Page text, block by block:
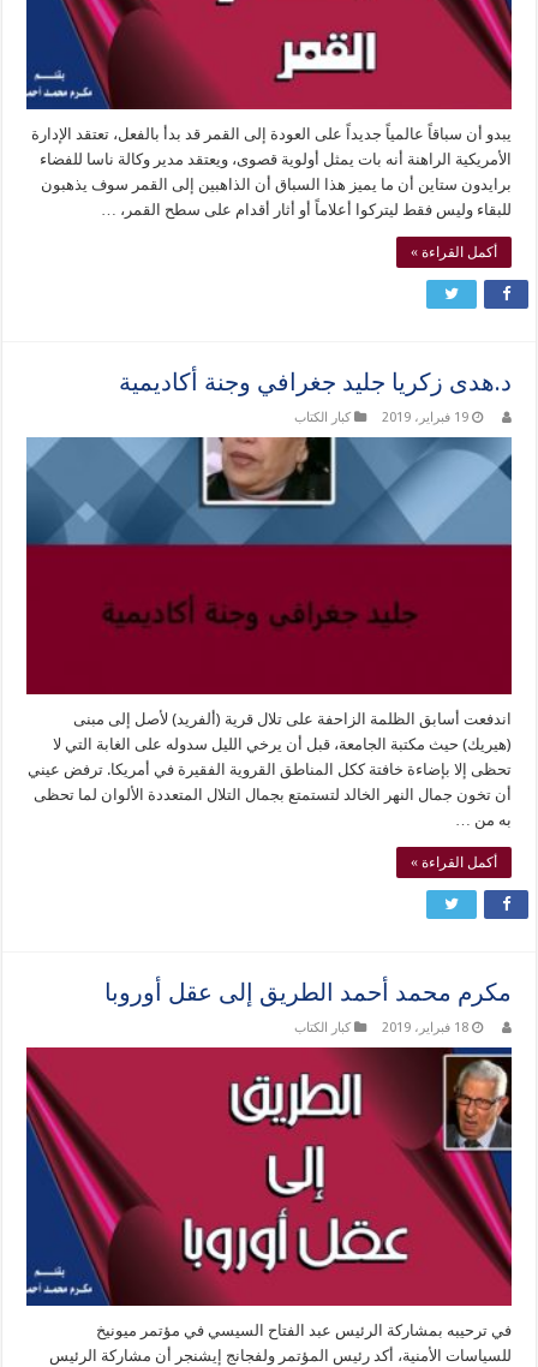
يبدو أن سباقاً عالمياً جديداً على العودة إلى القمر قد بدأ بالفعل، تعتقد الإدارة
الأمريكية الراهنة أنه بات يمثل أولوية قصوى، ويعتقد مدير وكالة ناسا للفضاء
برايدون ستاين أن ما يميز هذا السباق أن الذاهبين إلى القمر سوف يذهبون
للبقاء وليس فقط ليتركوا أعلاماً أو أثار أقدام على سطح القمر، …
أكمل القراءة »
د.هدى زكريا جليد جغرافي وجنة أكاديمية
19 فبراير، 2019 كبار الكتاب
اندفعت أسابق الظلمة الزاحفة على تلال قرية (ألفريد) لأصل إلى مبنى
(هيريك) حيث مكتبة الجامعة، قبل أن يرخي الليل سدوله على الغابة التي لا
تحظى إلا بإضاءة خافتة ككل المناطق القروية الفقيرة في أمريكا. ترفض عيني
أن تخون جمال النهر الخالد لتستمتع بجمال التلال المتعددة الألوان لما تحظى
به من …
أكمل القراءة »
مكرم محمد أحمد الطريق إلى عقل أوروبا
18 فبراير، 2019 كبار الكتاب
في ترحيبه بمشاركة الرئيس عبد الفتاح السيسي في مؤتمر ميونيخ
للسياسات الأمنية، أكد رئيس المؤتمر ولفجانج إيشنجر أن مشاركة الرئيس